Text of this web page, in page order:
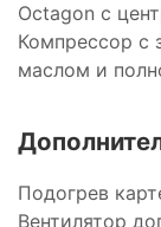
Octagon с
Компрессор с
маслом и
Подогрев
Вентилятор